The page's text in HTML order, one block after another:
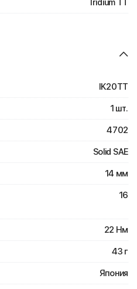
Iridium TT
IK20TT
1 шт.
4702
Solid SAE
14 мм
16
22 Нм
43 г
Япония